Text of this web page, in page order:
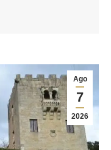
Ago
7
2026